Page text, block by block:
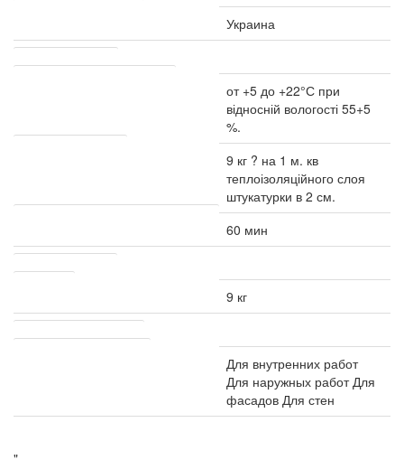
Украина
Расход материала
от +5 до +22°С при
відносній вологості 55+5
%.
9 кг ? на 1 м. кв
теплоізоляційного слоя
штукатурки в 2 см.
60 мин
Транспортировка
9 кг
Другие характеристики
Для внутренних работ
Для наружных работ Для
фасадов Для стен